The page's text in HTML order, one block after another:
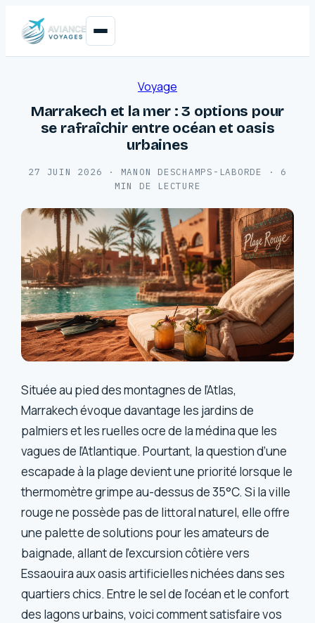
Voyage
Marrakech et la mer : 3 options pour
se rafraîchir entre océan et oasis
urbaines
27 JUIN 2026 · MANON DESCHAMPS-LABORDE ·
6
MIN DE LECTURE
Située au pied des montagnes de l’Atlas,
Marrakech évoque davantage les jardins de
palmiers et les ruelles ocre de la médina que les
vagues de l’Atlantique. Pourtant, la question d’une
escapade à la plage devient une priorité lorsque le
thermomètre grimpe au-dessus de 35°C. Si la ville
rouge ne possède pas de littoral naturel, elle offre
une palette de solutions pour les amateurs de
baignade, allant de l’excursion côtière vers
Essaouira aux oasis artificielles nichées dans ses
quartiers chics. Entre le sel de l’océan et le confort
des lagons urbains, voici comment satisfaire vos